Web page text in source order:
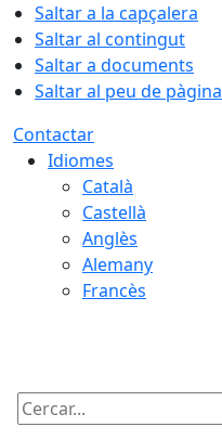
Saltar a la capçalera
Saltar al contingut
Saltar a documents
Saltar al peu de pàgina
Contactar
Idiomes
Català
Castellà
Anglès
Alemany
Francès
Cercar: